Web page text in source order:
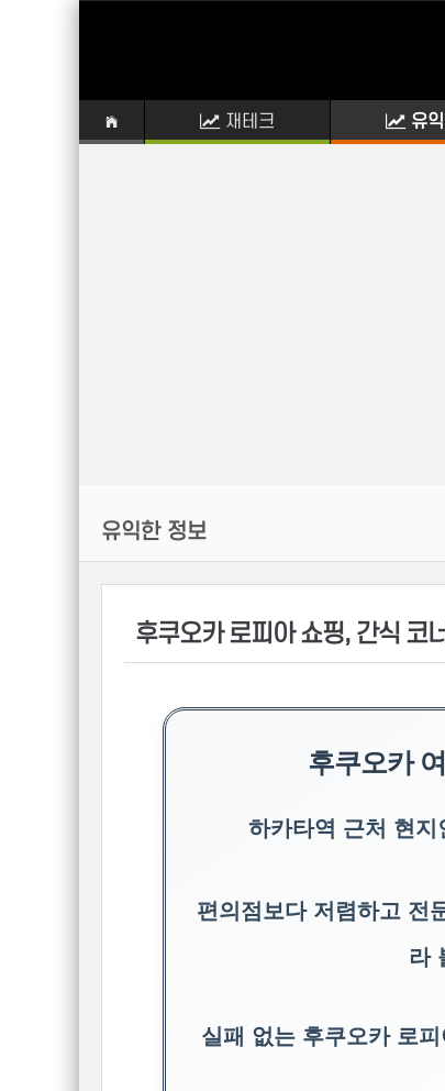
재테크 유
유익한 정보
후쿠오카 로피아 쇼핑, 간식 코
후쿠오카
하카타역 근처 현
편의점보다 저렴하고 전
라
실패 없는 후쿠오카 로